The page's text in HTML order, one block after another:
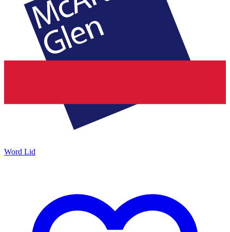
Word Lid